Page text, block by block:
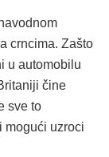
crncima. Zašto
u automobilu
čine
sve to
mogući uzroci